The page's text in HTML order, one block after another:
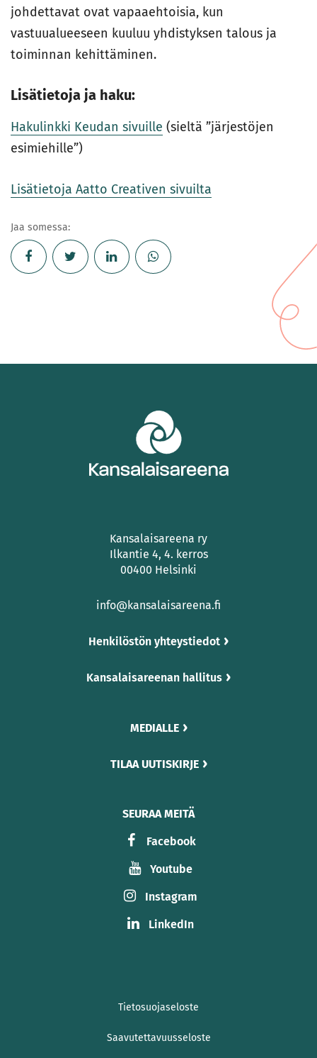
johdettavat ovat vapaaehtoisia, kun
vastuualueeseen kuuluu yhdistyksen talous ja
toiminnan kehittäminen.
Lisätietoja ja haku:
Hakulinkki Keudan sivuille (sieltä ”järjestöjen
esimiehille”)
Lisätietoja Aatto Creativen sivuilta
Jaa somessa:
Kansalaisareena ry
Ilkantie 4, 4. kerros
00400 Helsinki
info@kansalaisareena.fi
Henkilöstön yhteystiedot
Kansalaisareenan hallitus
MEDIALLE
TILAA UUTISKIRJE
SEURAA MEITÄ
Facebook
Youtube
Instagram
LinkedIn
Tietosuojaseloste
Saavutettavuusseloste